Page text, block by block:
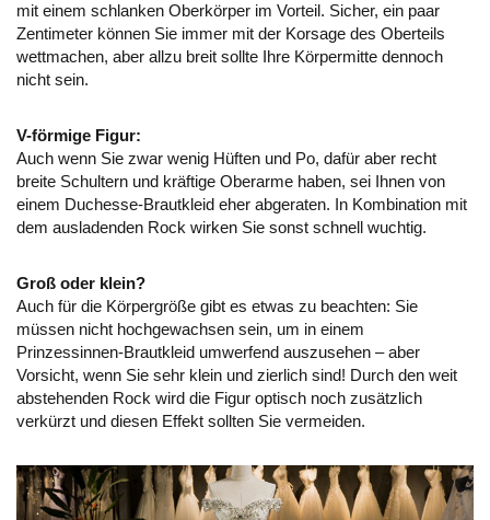
mit einem schlanken Oberkörper im Vorteil. Sicher, ein paar
Zentimeter können Sie immer mit der Korsage des Oberteils
wettmachen, aber allzu breit sollte Ihre Körpermitte dennoch
nicht sein.
V-förmige Figur:
Auch wenn Sie zwar wenig Hüften und Po, dafür aber recht
breite Schultern und kräftige Oberarme haben, sei Ihnen von
einem Duchesse-Brautkleid eher abgeraten. In Kombination mit
dem ausladenden Rock wirken Sie sonst schnell wuchtig.
Groß oder klein?
Auch für die Körpergröße gibt es etwas zu beachten: Sie
müssen nicht hochgewachsen sein, um in einem
Prinzessinnen-Brautkleid umwerfend auszusehen – aber
Vorsicht, wenn Sie sehr klein und zierlich sind! Durch den weit
abstehenden Rock wird die Figur optisch noch zusätzlich
verkürzt und diesen Effekt sollten Sie vermeiden.